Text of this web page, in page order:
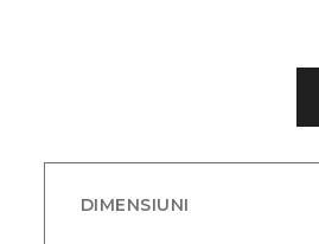
DIMENSIUNI